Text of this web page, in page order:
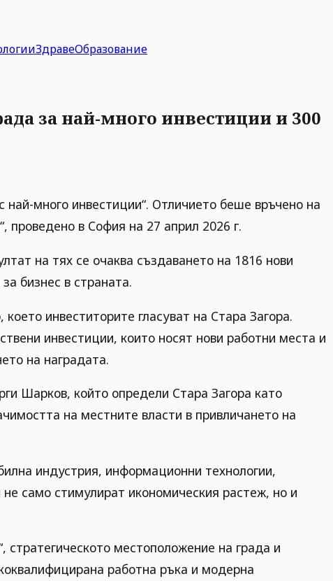
ЗдравеОбразование
за най-много инвестиции и 300
много инвестиции“. Отличието беше връчено на
проведено в София на 27 април 2026 г.
на тях се очаква създаването на 1816 нови
бизнес в страната.
инвеститорите гласуват на Стара Загора.
инвестиции, които носят нови работни места и
на наградата.
Шарков, който определи Стара Загора като
на местните власти в привличането на
индустрия, информационни технологии,
само стимулират икономическия растеж, но и
стратегическото местоположение на града и
работна ръка и модерна